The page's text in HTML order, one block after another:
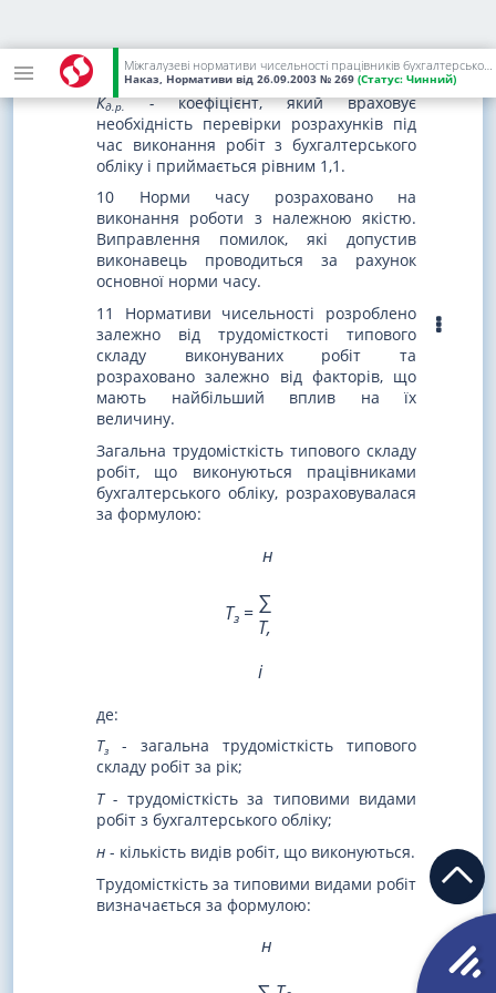
Міжгалузеві нормативи чисельності працівників бухгалтерського обліку
Наказ, Нормативи від 26.09.2003 № 269 (Статус: Чинний)
ін.(Кя2)
Кд.р.-коефіцієнт, який враховує
необхідність перевірки розрахунків під
час виконання робіт з бухгалтерського
обліку і приймається рівним 1,1.
10 Норми часу розраховано на
виконання роботи з належною якістю.
Виправлення помилок, які допустив
виконавець проводиться за рахунок
основної норми часу.
11 Нормативи чисельності розроблено
залежно від трудомісткості типового
складу виконуваних робіт та
розраховано залежно від факторів, що
мають найбільший вплив на їх
величину.
Загальна трудомісткість типового складу
робіт, що виконуються працівниками
бухгалтерського обліку, розраховувалася
за формулою:
н
Тз = ∑
Т,
і
де:
Тз
- загальна трудомісткість типового
складу робіт за рік;
Т - трудомісткість за типовими видами
робіт з бухгалтерського обліку;
н - кількість видів робіт, що виконуються.
Трудомісткість за типовими видами робіт
визначається за формулою:
н